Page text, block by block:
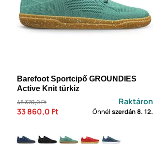
Barefoot Sportcipő GROUNDIES
Active Knit türkiz
48 370,0 Ft
33 860,0 Ft
Raktáron
Önnélszerdán8. 12.